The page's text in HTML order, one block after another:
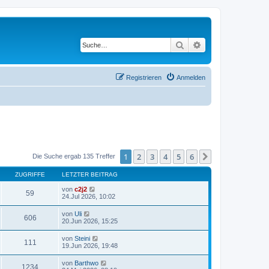
Suche
Anmelden
Registrieren
Die Suche ergab 135 Treffer 1 2 3 4 5 6
ZUGRIFFE LETZTER BEITRAG
59 von c2j2
24.Jul 2026, 10:02
606 von Uli
20.Jun 2026, 15:25
111 von Steini
19.Jun 2026, 19:48
1234 von Barthwo